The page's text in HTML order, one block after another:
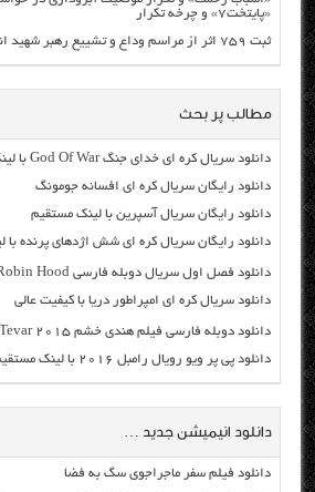
«پایتخت۷» و چرخه تکرار
ثبت ۷۵۹ اثر از مراسم وداع و تشییع رهبر شهید انقلاب
مطالب پر بحث
دانلود سریال کره ای خدای جنگ God Of War با لینک مستقیم
دانلود رایگان سریال کره ای افسانه جومونگ
دانلود رایگان سریال آسپرین با لینک مستقیم
دانلود رایگان سریال کره ای شش اژدهای پرنده با
دانلود فصل اول سریال دوبله فارسی Robin Hood رابین هود
دانلود سریال کره ای امپراطور دریا با کیفیت عالی
دانلود دوبله فارسی فیلم هندی خشم Tevar ۲۰۱۵ با لینک مستقیم
دانلود پی پر ویو رویال رامبل ۲۰۱۶ با لینک مستقیم
دانلود انیمیشن جدید …
دانلود فیلم سفر ماجراجوی سگ به فضا